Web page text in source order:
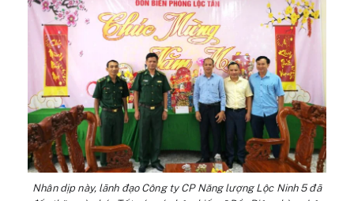
Nhân dịp này, lãnh đạo Công ty CP Năng lượng Lộc Ninh 5 đã